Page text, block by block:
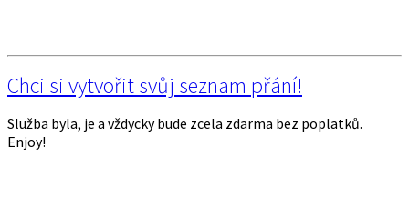
Chci si vytvořit svůj seznam přání!
Služba byla, je a vždycky bude zcela zdarma bez poplatků.
Enjoy!